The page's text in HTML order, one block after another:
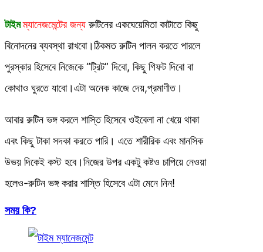
টাইমম্যানেজমেন্টের জন্যরুটিনের একঘেয়েমিতা কাটাতে কিছু
বিনোদনের ব্যবস্থা রাখবো।ঠিকমত রুটিন পালন করতে পারলে
পুরস্কার হিসেবে নিজেকে “ট্রিট” দিবো, কিছু গিফট দিবো বা
কোথাও ঘুরতে যাবো।এটা অনেক কাজে দেয়,প্রমাণীত।
আবার রুটিন ভঙ্গ করলে শাস্তি হিসেবে ওইবেলা না খেয়ে থাকা
এবং কিছু টাকা সদকা করতে পারি। এতে শারীরিক এবং মানসিক
উভয় দিকেই কস্ট হবে।নিজের উপর একটু কষ্টও চাপিয়ে নেওয়া
হলেও-রুটিন ভঙ্গ করার শাস্তি হিসেবে এটা মেনে নিন!
সময় কি?